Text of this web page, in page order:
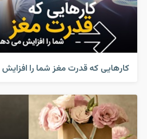
کارهایی که قدرت مغز شما را